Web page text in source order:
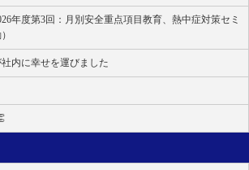
年度第3回：月別安全重点項目教育、熱中症対策セミ
内に幸せを運びました